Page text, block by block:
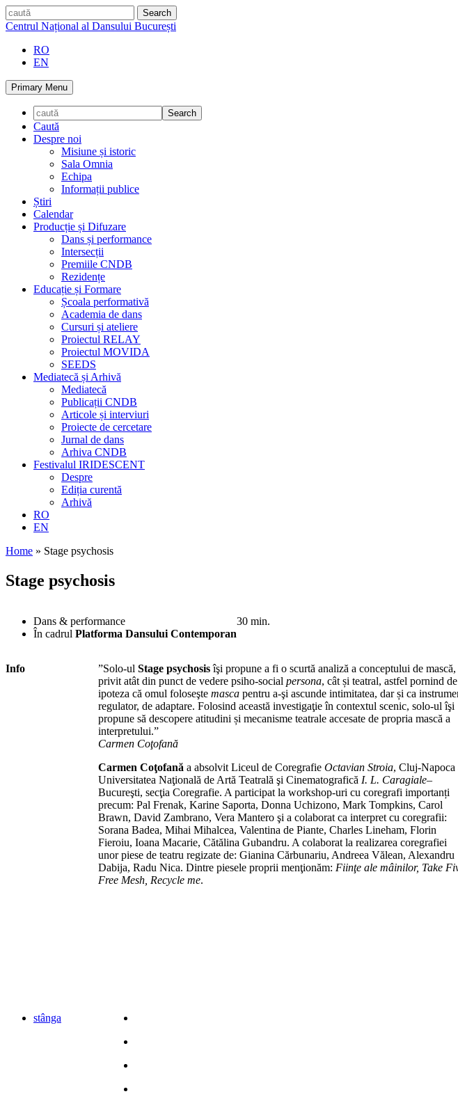
Skip
to
caută
Centrul Național al Dansului București
RO
EN
Primary Menu
Caută
Despre noi
Misiune și istoric
Sala Omnia
Echipa
Informații publice
Știri
Calendar
Producție și Difuzare
Dans și performance
Intersecții
Premiile CNDB
Rezidențe
Educație și Formare
Școala performativă
Academia de dans
Cursuri și ateliere
Proiectul RELAY
Proiectul MOVIDA
SEEDS
Mediatecă și Arhivă
Mediatecă
Publicații CNDB
Articole și interviuri
Proiecte de cercetare
Jurnal de dans
Arhiva CNDB
Festivalul IRIDESCENT
Despre
Ediția curentă
Arhivă
RO
EN
Home » Stage psychosis
Stage psychosis
Dans & performance
În cadrul Platforma Dansului Contemporan
30 min.
Info ”Solo-ul Stage psychosisîşi propune a fi o scurtă analiză a conceptului de mască,
privit atât din punct de vedere psiho-social persona, cât și teatral, astfel pornind
ipoteza că omul foloseşte mascapentru a-şi ascunde intimitatea, dar și ca
regulator, de adaptare. Folosind această investigaţie în contextul scenic, solo-ul îşi
propune să descopere atitudini și mecanisme teatrale accesate de propria mască a
interpretului.”
Carmen Coţofană
Carmen Coţofană a absolvit Liceul de Coregrafie Octavian Stroia, Cluj-Napoca
Universitatea Naţională de Artă Teatrală şi Cinematografică I. L. Caragiale–
Bucureşti, secţia Coregrafie. A participat la workshop-uri cu coregrafi importanți
precum: Pal Frenak, Karine Saporta, Donna Uchizono, Mark Tompkins, Carol
Brawn, David Zambrano, Vera Mantero şi a colaborat ca interpret cu coregrafii:
Sorana Badea, Mihai Mihalcea, Valentina de Piante, Charles Lineham, Florin
Fieroiu, Ioana Macarie, Cătălina Gubandru. A colaborat la realizarea coregrafiei
unor piese de teatru regizate de: Gianina Cărbunariu, Andreea Vălean, Alexandru
Dabija, Radu Nica. Dintre piesele proprii menţionăm: Fiinţe ale mâinilor, Take
Free Mesh, Recycle me.
stânga